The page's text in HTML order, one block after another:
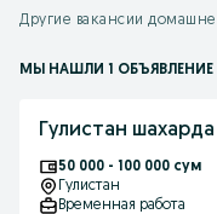
МЫ НАШЛИ 1 ОБЪЯВЛЕНИЕ
Гулистан
50 000 - 100 000 сум
Гулистан
Временная работа